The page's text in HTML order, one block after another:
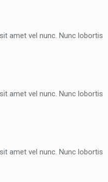
amet vel nunc. Nunc lobortis
amet vel nunc. Nunc lobortis
amet vel nunc. Nunc lobortis